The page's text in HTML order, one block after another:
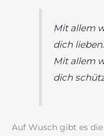
Mit allem
dich lieben.
Mit allem
dich
Auf Wusch gibt es